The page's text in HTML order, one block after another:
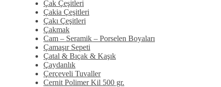
Çak Çeşitleri
Çakia Çeşitleri
Çakı Çeşitleri
Çakmak
Cam – Seramik – Porselen Boyaları
Çamaşır Sepeti
Çatal & Bıçak & Kaşık
Çaydanlık
Çerçeveli Tuvaller
Cernit Polimer Kil 500 gr.